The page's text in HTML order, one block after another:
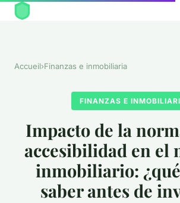
Accueil›Finanzas e inmobiliaria
FINANZAS E
Impacto de la
accesibilidad en el
inmobiliario:
saber antes de